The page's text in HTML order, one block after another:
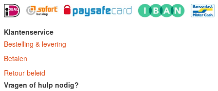
Klantenservice
Bestelling & levering
Betalen
Retour beleid
Vragen of hulp nodig?